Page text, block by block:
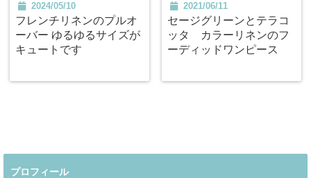
2024/05/10
フレンチリネンのプルオ
ーバー ゆるゆるサイズが
キュートです
2021/06/11
セージグリーンとテラコ
ッタ カラーリネンのフ
ーディッドワンピース
プロフィール